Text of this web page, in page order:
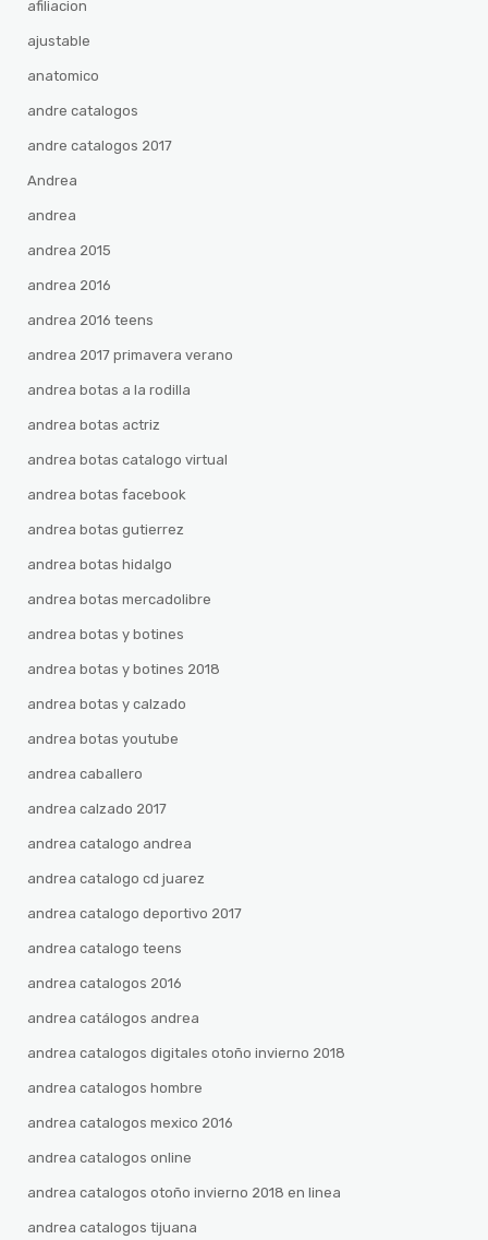
afiliacion
ajustable
anatomico
andre catalogos
andre catalogos 2017
Andrea
andrea
andrea 2015
andrea 2016
andrea 2016 teens
andrea 2017 primavera verano
andrea botas a la rodilla
andrea botas actriz
andrea botas catalogo virtual
andrea botas facebook
andrea botas gutierrez
andrea botas hidalgo
andrea botas mercadolibre
andrea botas y botines
andrea botas y botines 2018
andrea botas y calzado
andrea botas youtube
andrea caballero
andrea calzado 2017
andrea catalogo andrea
andrea catalogo cd juarez
andrea catalogo deportivo 2017
andrea catalogo teens
andrea catalogos 2016
andrea catálogos andrea
andrea catalogos digitales otoño invierno 2018
andrea catalogos hombre
andrea catalogos mexico 2016
andrea catalogos online
andrea catalogos otoño invierno 2018 en linea
andrea catalogos tijuana